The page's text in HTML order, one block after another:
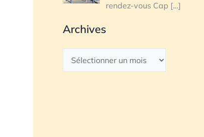
rendez-vous Cap […]
Archives